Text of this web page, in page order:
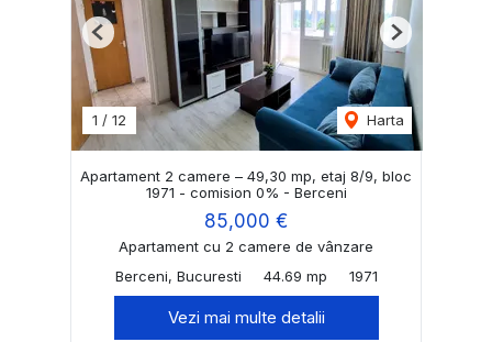
1 / 12 Harta
Previous Next
Apartament 2 camere – 49,30 mp, etaj 8/9, bloc
1971 - comision 0% - Berceni
85,000 €
Apartament cu 2 camere de vânzare
Berceni, Bucuresti
44.69 mp 1971
Vezi mai multe detalii